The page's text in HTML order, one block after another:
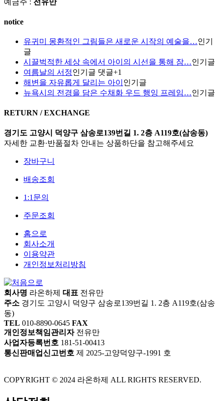
notice
유귀미 몽환적인 그림들은 새로운 시작의 예술을…인기
글
시끌벅적한 세상 속에서 아이의 시선을 통해 잠…인기글
여름날의 서정인기글 댓글+1
해변을 자유롭게 달리는 아이 인기글
뉴욕시의 전경을 담은 수채화 우드 행잉 프레임…인기글
RETURN / EXCHANGE
경기도 고양시 덕양구 삼송로139번길 1. 2층 A119호(삼송동)
자세한 교환·반품절차 안내는 상품하단을 참고해주세요
장바구니
배송조회
1:1문의
주문조회
홈으로
회사소개
이용약관
개인정보처리방침
회사명 라온하제 대표 전유만
주소 경기도 고양시 덕양구 삼송로139번길 1. 2층 A119호(삼송
동)
TEL 010-8890-0645 FAX
개인정보책임관리자전유만
사업자등록번호 181-51-00413
통신판매업신고번호 제 2025-고양덕양구-1991 호
COPYRIGHT © 2024 라온하제 ALL RIGHTS RESERVED.